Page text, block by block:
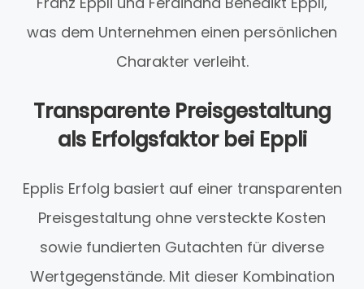
was dem Unternehmen einen persönlichen
Charakter verleiht.
Transparente Preisgestaltung
als Erfolgsfaktor bei Eppli
Epplis Erfolg basiert auf einer transparenten
Preisgestaltung ohne versteckte Kosten
sowie fundierten Gutachten für diverse
Wertgegenstände. Mit dieser Kombination